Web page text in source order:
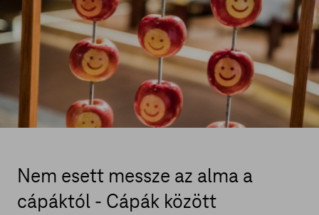
Nem esett messze az alma a
cápáktól - Cápák között